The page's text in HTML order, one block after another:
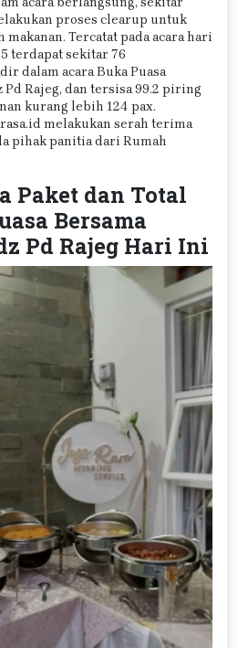
proses clearup untuk
Tercatat pada acara hari
terdapat sekitar 76
dalam acara Buka Puasa
Pd Rajeg, dan tersisa 99.2 piring
kurang lebih 124 pax.
melakukan serah terima
pihak panitia dari Rumah
Paket dan Total
Bersama
Pd Rajeg Hari Ini